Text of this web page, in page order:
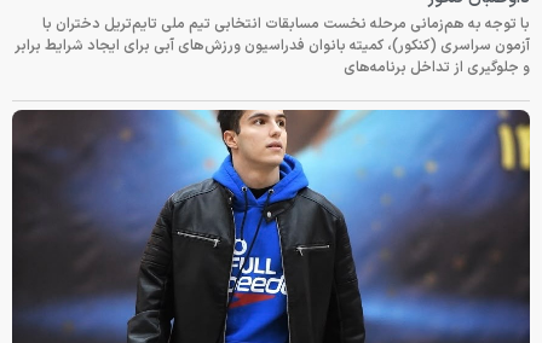
با توجه به هم‌زمانی مرحله نخست مسابقات انتخابی تیم ملی تایم‌تریل دختران با
آزمون سراسری (کنکور)، کمیته بانوان فدراسیون ورزش‌های آبی برای ایجاد شرایط برابر
و جلوگیری از تداخل برنامه‌های